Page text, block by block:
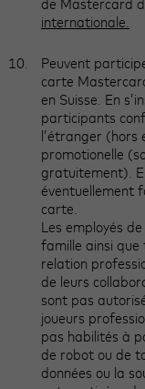
de Mastercard
internationale.
Peuvent
carte
en Suisse. En
participants
l’étranger
promotionelle
gratuitement).
éventuellement
carte.
Les employés
famille ainsi
relation
de leurs
sont pas
joueurs
pas habilités à
de robot ou de
données ou la